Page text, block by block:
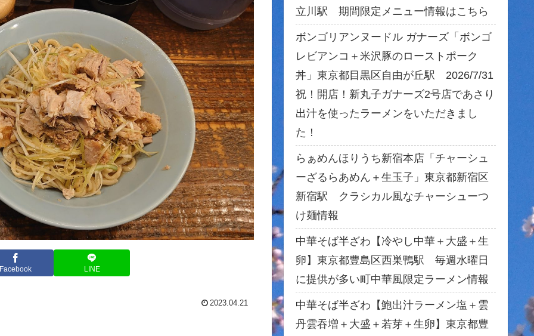
Facebook LINE
2023.04.21
立川駅 期間限定メニュー情報はこちら
ボンゴリアンヌードル ガナーズ「ボンゴ
レビアンコ＋米沢豚のローストポーク
丼」東京都目黒区自由が丘駅 2026/7/31
祝！開店！新丸子ガナーズ2号店であさり
出汁を使ったラーメンをいただきまし
た！
らぁめんほりうち新宿本店「チャーシュ
ーざるらあめん＋生玉子」東京都新宿区
新宿駅 クラシカル風なチャーシューつ
け麺情報
中華そば半ざわ【冷やし中華＋大盛＋生
卵】東京都豊島区西巣鴨駅 毎週水曜日
に提供が多い町中華風限定ラーメン情報
中華そば半ざわ【鮑出汁ラーメン塩＋雲
丹雲吞増＋大盛＋若芽＋生卵】東京都豊